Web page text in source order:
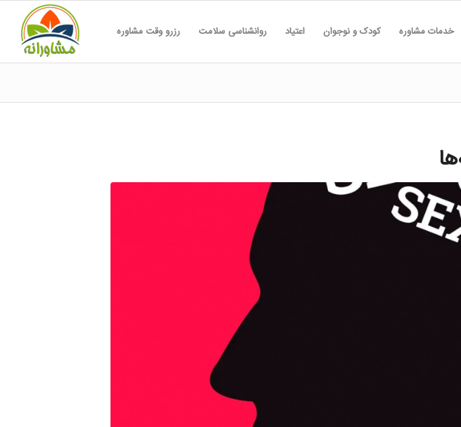
خدمات مشاوره کودک و نوجوان اعتیاد روانشناسی سلامت رزرو وقت مشاوره